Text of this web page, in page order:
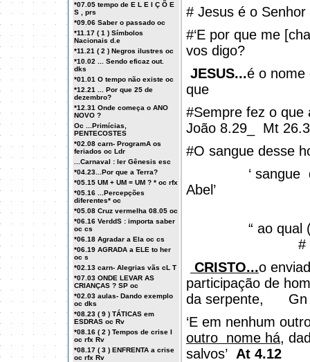
*07.05 tempo de E L E I Ç Õ E
S , prs
*09.06 Saber o passado oc
*11.17 ( 1 ) Símbolos
Nacionais d.e
*11.21 ( 2 ) Negros ilustres oc
*10.02 ... Sendo eficaz out.
dks
*01.01 O tempo não existe oc
*12.21 ... Por que 25 de
dezembro?
*12.31 Onde começa o ANO
NOVO ?
Oc ...Primícias,
PENTECOSTES
*02.08 carn- ProgramA os
feriados oc Ldr
...Carnaval : ler Gênesis esc
*04.23...Por que a Terra?
*05.15 UM + UM = UM ? * oc rfx
*05.16 ...Percepções
diferentes* oc
*05.08 Cruz vermelha 08.05 oc
*06.16 VerddS : importa saber
oc cs
*06.18 Agradar a Ela oc cs
*06.19 AGRADA a ELE to her
oc s
*02.13 carn- Alegrias vãs cL T
*07.03 ONDE LEVAR AS
CRIANÇAS ? SP oc
*02.03 aulas- Dando exemplo
oc dks
*08.23 ( 9 ) TÁTICAS em
ESDRAS oc Rv
*08.16 ( 2 ) Tempos de crise I
oc rfx Rv
*08.17 ( 3 ) ENFRENTA a crise
oc rfx Rv
# Jesus é o
#‘E por que me
vos digo?
JESUS...é o nome
que
#Sempre fez o que
João 8.29_
Mt
#O sangue desse
‘ sangue
Abel’
“ ao qual
#
CRISTO...o
participação de
da serpente,
‘E em nenhum
outro nome há,
salvos’ At 4.12